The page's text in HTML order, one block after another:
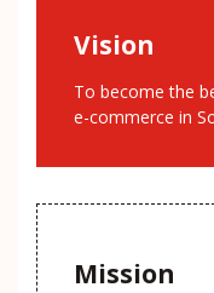
Vision
To become the
e-commerce in
Mission